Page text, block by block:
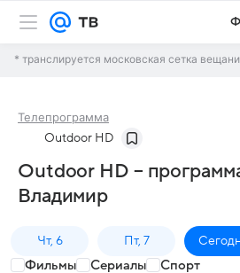
* транслируется московская сетка
Телепрограмма
Outdoor HD
Outdoor HD –
Владимир
Чт, 6 Пт, 7
Фильмы Сериалы Спорт